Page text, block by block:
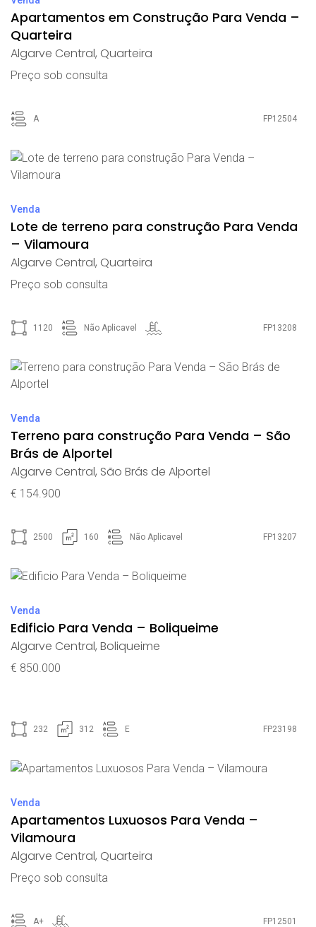
Apartamentos em Construção Para Venda –
Quarteira
Algarve Central, Quarteira
Preço sob consulta
A FP12504
Venda
Lote de terreno para construção Para Venda
– Vilamoura
Algarve Central, Quarteira
Preço sob consulta
1120 Não Aplicavel FP13208
Venda
Terreno para construção Para Venda – São
Brás de Alportel
Algarve Central, São Brás de Alportel
€ 154.900
2500 160 Não Aplicavel FP13207
Venda
Edificio Para Venda – Boliqueime
Algarve Central, Boliqueime
€ 850.000
232 312 E FP23198
Venda
Apartamentos Luxuosos Para Venda –
Vilamoura
Algarve Central, Quarteira
Preço sob consulta
A+ FP12501